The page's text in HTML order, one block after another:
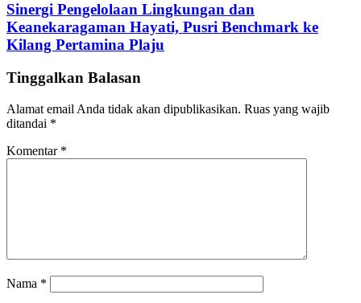
Sinergi Pengelolaan Lingkungan dan
Keanekaragaman Hayati, Pusri Benchmark ke
Kilang Pertamina Plaju
Tinggalkan Balasan
Alamat email Anda tidak akan dipublikasikan. Ruas yang wajib
ditandai *
Komentar *
Nama *